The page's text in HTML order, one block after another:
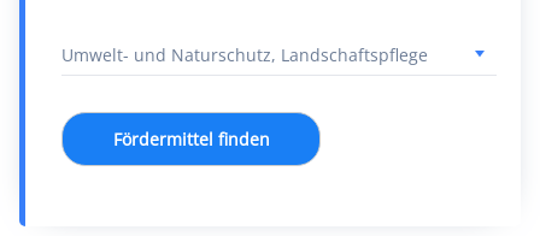
Fördermittel finden